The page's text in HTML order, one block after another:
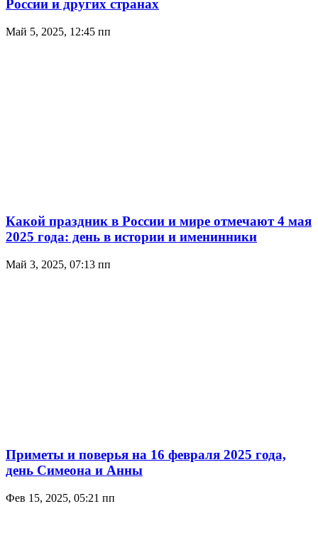
России и других странах
Май 5, 2025, 12:45 пп
Какой праздник в России и мире отмечают 4 мая
2025 года: день в истории и именинники
Май 3, 2025, 07:13 пп
Приметы и поверья на 16 февраля 2025 года,
день Симеона и Анны
Фев 15, 2025, 05:21 пп